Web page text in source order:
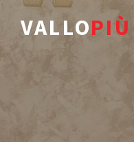
VALLOPIÙ